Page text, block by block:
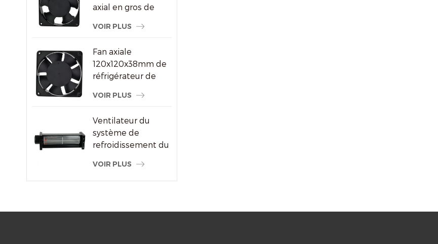
axial en gros de
courant alternatif
de machine à
souder
VOIR PLUS
Fan axiale
120x120x38mm de
réfrigérateur de
de haute
VOIR PLUS
Ventilateur du
système de
refroidissement du
transversal du
moteur électrique
VOIR PLUS